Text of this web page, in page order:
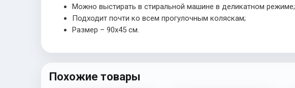
Можно выстирать в стиральной машине в деликатном режиме;
Подходит почти ко всем прогулочным коляскам;
Размер – 90х45 см.
Похожие товары